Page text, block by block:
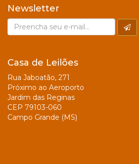
Newsletter
Casa de Leilões
Rua Jaboatão, 271
Próximo ao Aeroporto
Jardim das Reginas
CEP 79103-060
Campo Grande (MS)